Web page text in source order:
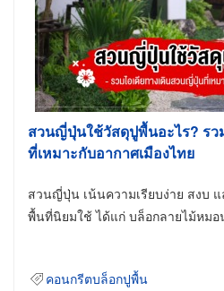
สวนญี่ปุ่นใช้วัสดุปูพื้นอะไร? รว
ที่เหมาะกับอากาศเมืองไทย
สวนญี่ปุ่น เน้นความเรียบง่าย สงบ
พื้นที่นิยมใช้ ได้แก่ บล็อกลายไม้หม
คอนกรีตบล็อกปูพื้น